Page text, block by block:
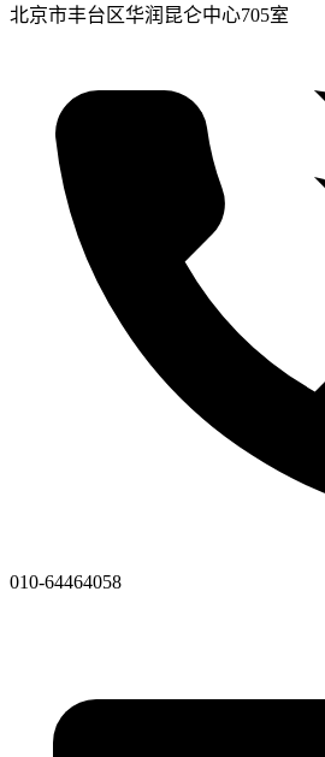
北京市丰台区华润昆仑中心705室
010-64464058